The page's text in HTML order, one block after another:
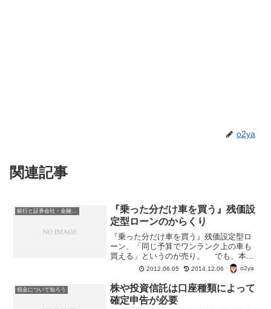
o2ya
関連記事
銀行と証券会社・金融商品
『乗った分だけ車を買う』残価設
定型ローンのからくり
『乗った分だけ車を買う』残価設定型ロ
ーン、「同じ予算でワンランク上の車も
買える」というのが売り。 でも、本当
にお得なのだろうか？ そもそも、残価
設定型ローンってどういう仕組み?残価設
定型ローンの仕組み 将来の下取り価格
（残価）を購入時に設...
2012.06.05 2014.12.06 o2ya
税金について知ろう
株や投資信託は口座種類によって
確定申告が必要